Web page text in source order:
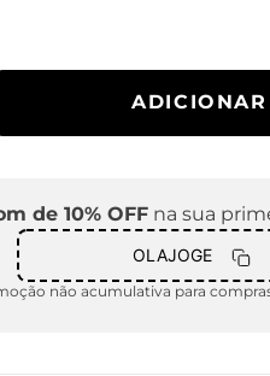
de 10% OFFna sua
OLAJOGE
não acumulativa para